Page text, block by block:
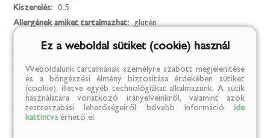
Kiszerelés:
0.5
Allergének amiket tartalmazhat: glutén
Származási hely: Románia
Alkohol
Alkohol tartalom (%):
Ez a weboldal sütiket (cookie) használ
Weboldalunk tartalmának személyre szabott megjelenítése
és a böngészési élmény biztosítása érdekében sütiket
(cookie), illetve egyéb technológiákat alkalmazunk. A sütik
használatára vonatkozó irányelveinkről, valamint azok
testreszabási lehetőségeiről bővebb információ ide
kattintvaérhető el.